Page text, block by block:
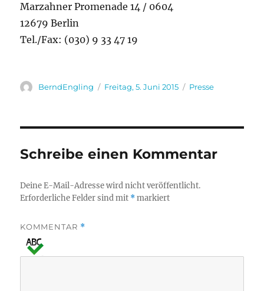
Marzahner Promenade 14 / 0604
12679 Berlin
Tel./Fax: (030) 9 33 47 19
Autor
BerndEngling
Veröffentlicht
Freitag, 5. Juni 2015 Kategorien
Presse
Schreibe einen Kommentar
Deine E-Mail-Adresse wird nicht veröffentlicht.
Erforderliche Felder sind mit *markiert
KOMMENTAR *